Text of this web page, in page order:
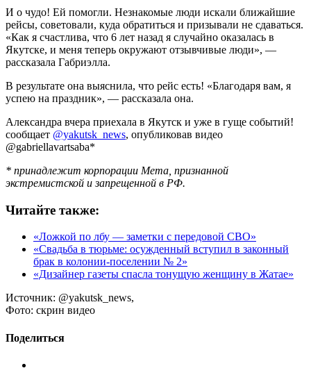
И о чудо! Ей помогли. Незнакомые люди искали ближайшие
рейсы, советовали, куда обратиться и призывали не сдаваться.
«Как я счастлива, что 6 лет назад я случайно оказалась в
Якутске, и меня теперь окружают отзывчивые люди», —
рассказала Габриэлла.
В результате она выяснила, что рейс есть! «Благодаря вам, я
успею на праздник», — рассказала она.
Александра вчера приехала в Якутск и уже в гуще событий!
сообщает @yakutsk_news, опубликовав видео
@gabriellavartsaba*
* принадлежит корпорации Мета, признанной
экстремистской и запрещенной в РФ.
Читайте также:
«Ложкой по лбу — заметки с передовой СВО»
«Свадьба в тюрьме: осужденный вступил в законный
брак в колонии-поселении № 2»
«Дизайнер газеты спасла тонущую женщину в Жатае»
Источник: @yakutsk_news,
Фото: скрин видео
Поделиться